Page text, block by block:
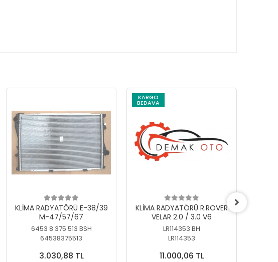
KLİMA RADYATÖRÜ E-38/39
M-47/57/67
6453 8 375 513 BSH
64538375513
3.030,88 TL
KARGO
BEDAVA
KLİMA RADYATÖRÜ R.ROVER
VELAR 2.0 / 3.0 V6
LR114353 BH
LR114353
11.000,06 TL